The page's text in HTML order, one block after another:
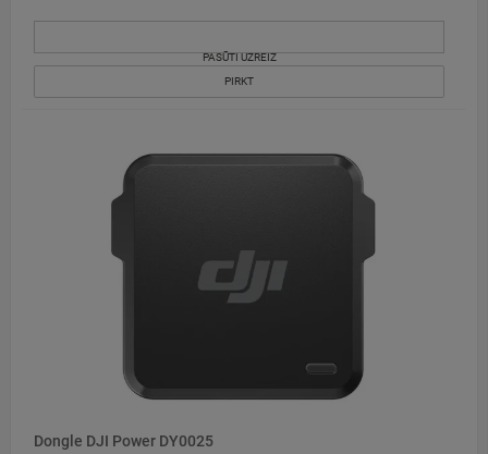
PASŪTI UZREIZ
PIRKT
Dongle DJI Power DY0025